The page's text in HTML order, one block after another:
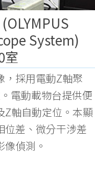
System)
室
，採用電動Z軸聚
電動載物台提供便
Z軸自動定位。本顯
位差、微分干涉差
偵測。